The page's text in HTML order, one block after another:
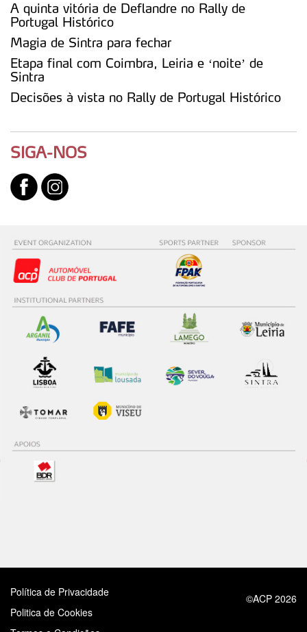
A quinta vitória de Deflandre no Rally de
Portugal Histórico
Magia de Sintra para fechar
Etapa final com Coimbra, Leiria e ‘noite’ de
Sintra
Decisões à vista no Rally de Portugal Histórico
SIGA-NOS
Política de Privacidade
Politica de Cookies
©ACP 2026